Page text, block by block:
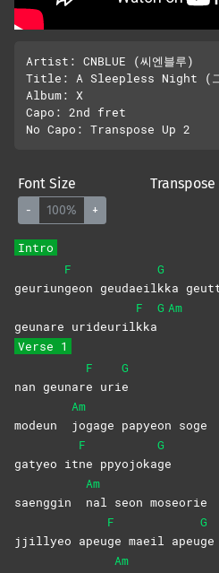
Artist: CNBLUE (씨엔블루)
Title: A Sleepless Night (그
Album: X
Capo: 2nd fret
Font Size
- 100% +
Transpose
Intro
geuriun
F
geon geudaeil
G
kka
geunare urideuril
F
kka
G Am
Verse 1
nan geunar
F
e uri
G
e
modeun
Am
jogage papyeon soge
gatyeo it
F
ne ppyojoka
G
ge
saenggin
Am
nal seon moseorie
jjillyeo apeu
F
ge maeil apeu
G
ge
Am